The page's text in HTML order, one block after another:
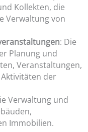
Kollekten, die
Verwaltung von
: Die
Planung und
Veranstaltungen,
der
Verwaltung und
Immobilien.